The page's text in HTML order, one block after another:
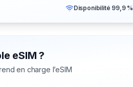
Disponibilité 99,9 %
eSIM ?
en charge l’eSIM